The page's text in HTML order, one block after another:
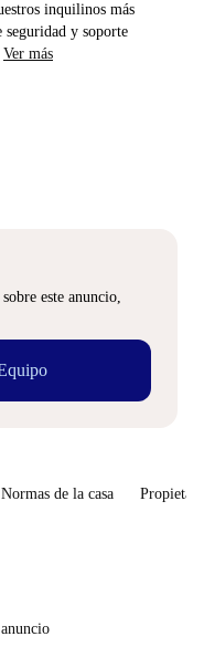
inquilinos más
seguridad y soporte
Ver más
este anuncio,
Normas de la casa